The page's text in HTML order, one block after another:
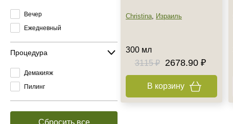
Вечер
Ежедневный
Процедура
Демакияж
Пилинг
Сбросить все
Christina, Израиль
300 мл
3115 ₽
2678.90 ₽
В корзину